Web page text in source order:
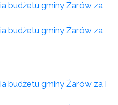
budżetu gminy Żarów za
budżetu gminy Żarów za
budżetu gminy Żarów za I